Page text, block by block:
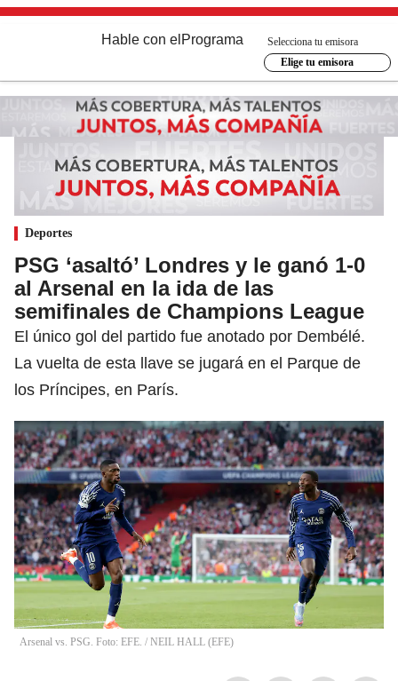
Hable con el Programa
Selecciona tu emisora
Elige tu emisora
Deportes
PSG ‘asaltó’ Londres y le ganó 1-0
al Arsenal en la ida de las
semifinales de Champions League
El único gol del partido fue anotado por Dembélé.
La vuelta de esta llave se jugará en el Parque de
los Príncipes, en París.
Arsenal vs. PSG. Foto: EFE. / NEIL HALL (EFE)